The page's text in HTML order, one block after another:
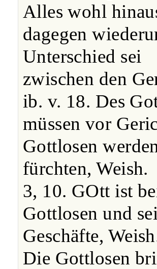
Alles wohl
dagegen
Unterschied sei
zwischen den
ib. v. 18. Des
müssen vor
Gottlosen
fürchten, Weish.
3, 10. GOtt ist
Gottlosen und
Geschäfte,
Die Gottlosen